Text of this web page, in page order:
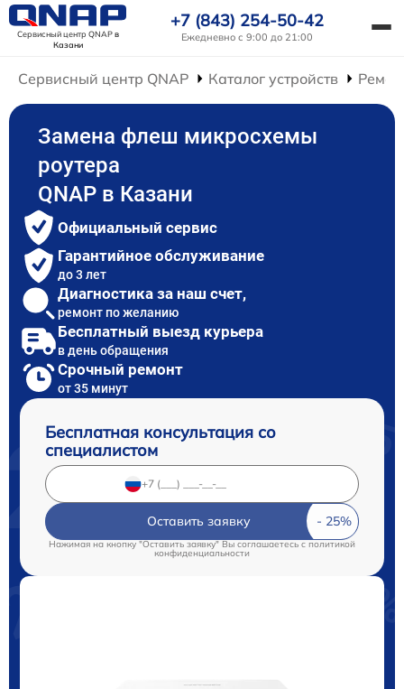
Сервисный центр QNAPв
Казани
+7 (843) 254-50-42
Ежедневно с 9:00 до 21:00
Сервисный центр QNAP Каталог устройств
Замена флеш микросхемы
роутера
QNAP в Казани
Официальный сервис
Гарантийное обслуживание
до 3 лет
Диагностика за наш счет,
ремонт по желанию
Бесплатный выезд курьера
в день обращения
Срочный ремонт
от 35 минут
Бесплатная консультация со
специалистом
Оставить заявку
Нажимая на кнопку "Оставить заявку" Вы соглашаетесь cполитикой
конфиденциальности